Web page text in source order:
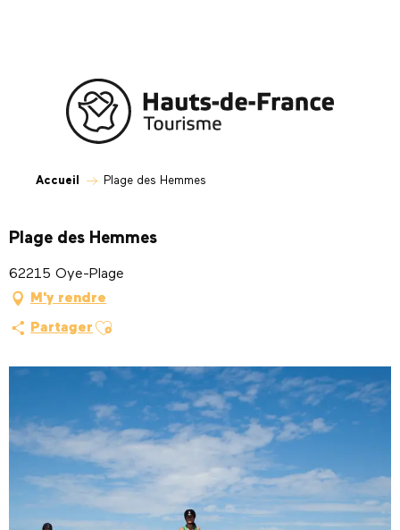
Accueil Plage des Hemmes
Plage des Hemmes
62215 Oye-Plage
M'y rendre
Partager Ajouter aux favoris